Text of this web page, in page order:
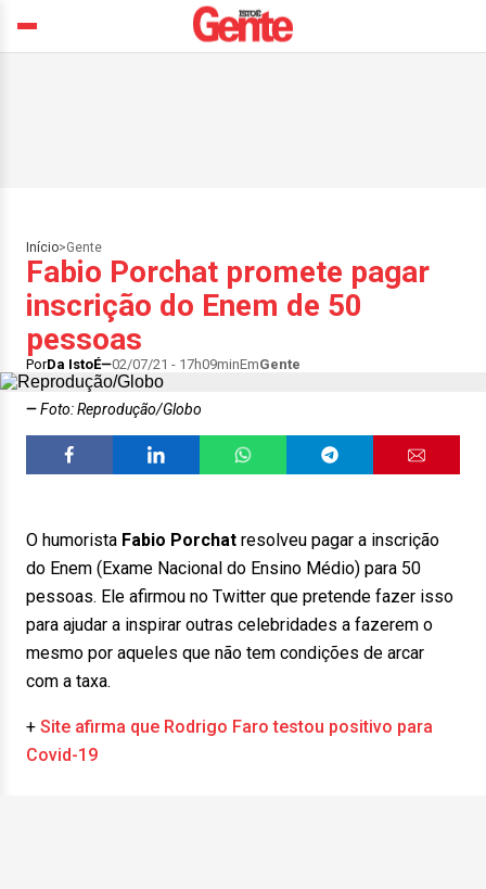
Início>Gente
Fabio Porchat promete pagar
inscrição do Enem de 50
pessoas
PorDa IstoÉ 02/07/21 - 17h09minEmGente
Foto: Reprodução/Globo
O humorista Fabio Porchat resolveu pagar a inscrição
do Enem (Exame Nacional do Ensino Médio) para 50
pessoas. Ele afirmou no Twitter que pretende fazer isso
para ajudar a inspirar outras celebridades a fazerem o
mesmo por aqueles que não tem condições de arcar
com a taxa.
+ Site afirma que Rodrigo Faro testou positivo para
Covid-19